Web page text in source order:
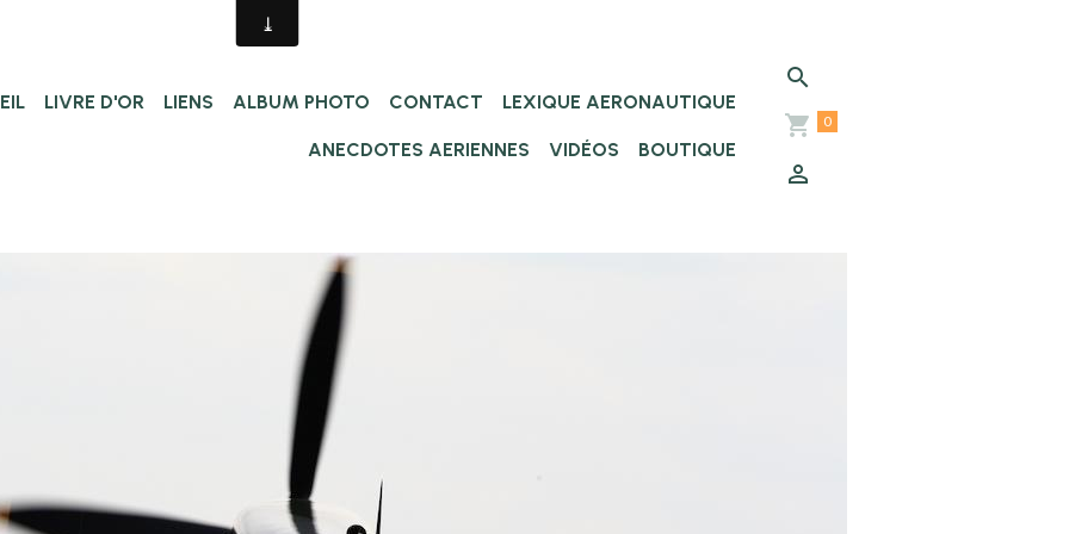
LIVRE D'OR LIENS ALBUM PHOTO CONTACT LEXIQUE AERONAUTIQUE
ANECDOTES AERIENNES VIDÉOS BOUTIQUE
0